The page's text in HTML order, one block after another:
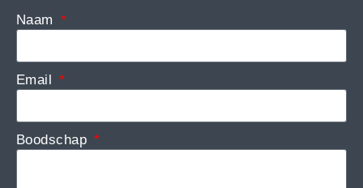
Naam
Email
Boodschap